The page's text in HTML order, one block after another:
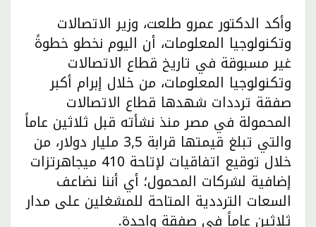
وأكد الدكتور عمرو طلعت، وزير الاتصالات
وتكنولوجيا المعلومات، أن اليوم نخطو خطوةً
غير مسبوقة في تاريخ قطاع الاتصالات
وتكنولوجيا المعلومات، من خلال إبرام أكبر
صفقة ترددات شهدها قطاع الاتصالات
المحمولة في مصر منذ نشأته قبل ثلاثين عاماً
والتي تبلغ قيمتها قرابة 3,5 مليار دولار، من
خلال توقيع اتفاقيات لإتاحة 410 ميجاهرتزات
إضافية لشركات المحمول؛ أي أننا نضاعف
السعات الترددية المتاحة للمشغلين على مدار
ثلاثين عاماً في صفقة واحدة.